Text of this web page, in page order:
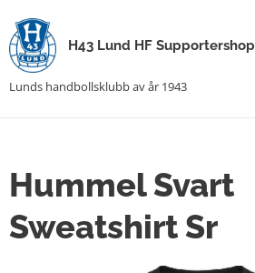
H43 Lund HF Supportershop
Lunds handbollsklubb av år 1943
Hummel Svart
Sweatshirt Sr